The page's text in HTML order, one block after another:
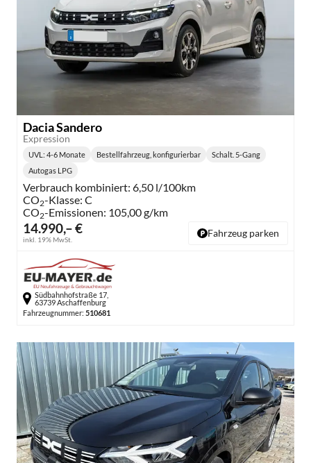
Dacia Sandero
Expression
14.990,– €
inkl. 19% MwSt.
Lieferzeit:
UVL : 4-6 Monate Bestellfahrzeug, konfigurierbar
Getriebe:
Schalt. 5-Gang
Kraftstoff:
Autogas LPG
Verbrauch kombiniert: 6,50 l/100km
CO2-Klasse: C
CO2-Emissionen: 105,00 g/km
Fahrzeug parken
Südbahnhofstraße 17,
63739 Aschaffenburg
Fahrzeugnummer: 510681